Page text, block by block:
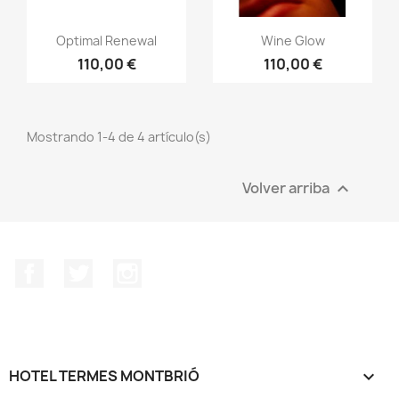
Optimal Renewal
110,00 €
Wine Glow
110,00 €
Mostrando 1-4 de 4 artículo(s)
Volver arriba 
HOTEL TERMES MONTBRIÓ 